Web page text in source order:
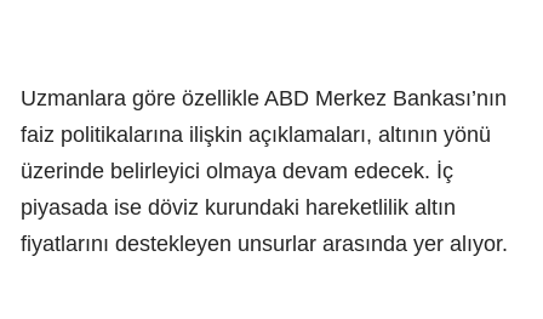
Uzmanlara göre özellikle ABD Merkez Bankası’nın
faiz politikalarına ilişkin açıklamaları, altının yönü
üzerinde belirleyici olmaya devam edecek. İç
piyasada ise döviz kurundaki hareketlilik altın
fiyatlarını destekleyen unsurlar arasında yer alıyor.